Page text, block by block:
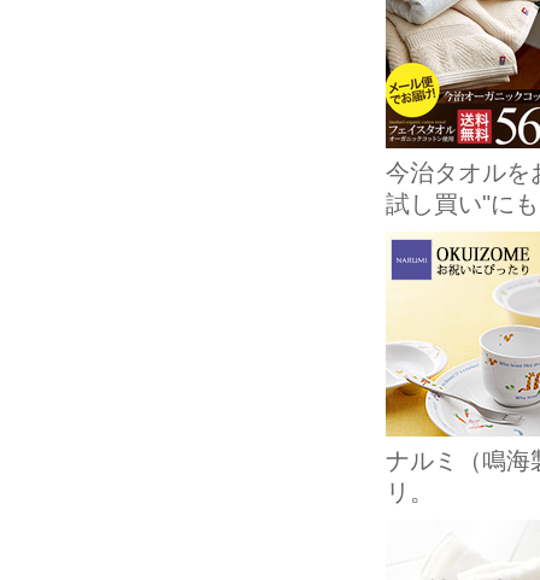
今治タオルを
試し買い"に
ナルミ（鳴海
リ。